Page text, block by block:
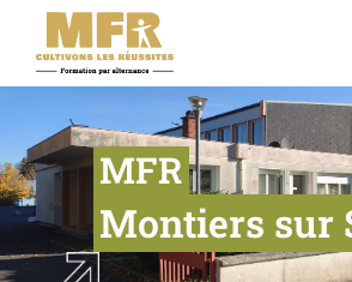
MFR
Montiers sur